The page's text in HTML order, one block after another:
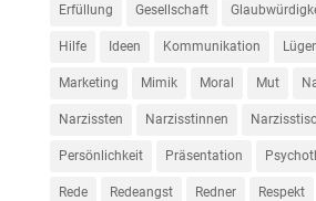
Erfüllung Gesellschaft
Hilfe Ideen Kommunikation
Marketing Mimik Moral Mut
Narzissten Narzisstinnen
Persönlichkeit Präsentation
Rede Redeangst Redner Respekt